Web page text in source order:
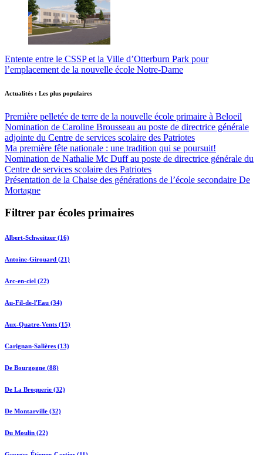
Entente entre le CSSP et la Ville d’Otterburn Park pour
l’emplacement de la nouvelle école Notre-Dame
Actualités : Les plus populaires
Première pelletée de terre de la nouvelle école primaire à Beloeil
Nomination de Caroline Brousseau au poste de directrice générale
adjointe du Centre de services scolaire des Patriotes
Ma première fête nationale : une tradition qui se poursuit!
Nomination de Nathalie Mc Duff au poste de directrice générale du
Centre de services scolaire des Patriotes
Présentation de la Chaise des générations de l’école secondaire De
Mortagne
Filtrer par écoles primaires
Albert-Schweitzer (16)
Antoine-Girouard (21)
Arc-en-ciel (22)
Au-Fil-de-l'Eau (34)
Aux-Quatre-Vents (15)
Carignan-Salières (13)
De Bourgogne (88)
De La Broquerie (32)
De Montarville (32)
Du Moulin (22)